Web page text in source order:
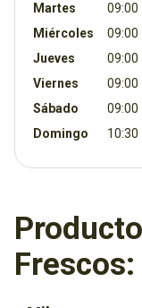
Martes
09:00
Miércoles
09:00
Jueves
09:00
Viernes
09:00
Sábado
09:00
Domingo
10:30
Frescos: